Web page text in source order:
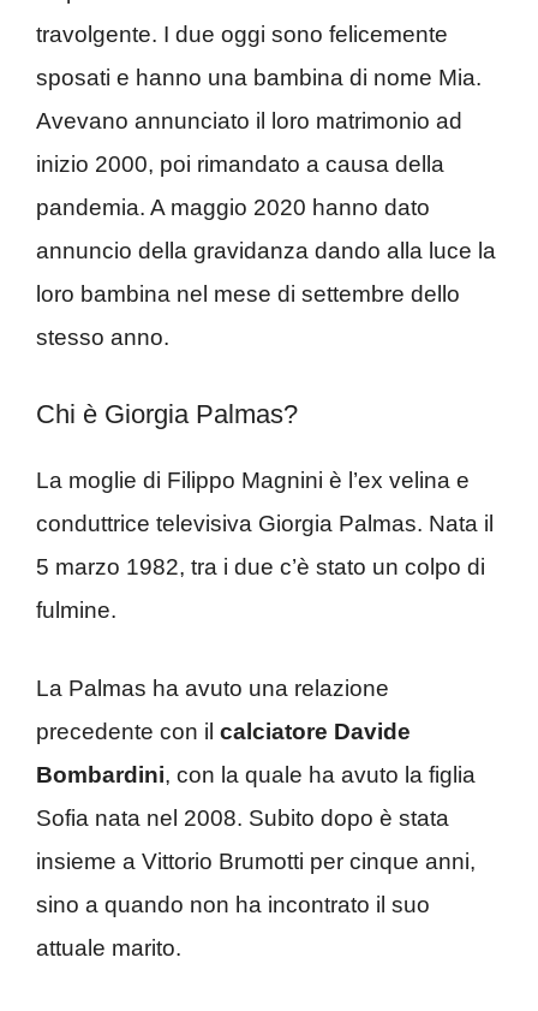
travolgente. I due oggi sono felicemente
sposati e hanno una bambina di nome Mia.
Avevano annunciato il loro matrimonio ad
inizio 2000, poi rimandato a causa della
pandemia. A maggio 2020 hanno dato
annuncio della gravidanza dando alla luce la
loro bambina nel mese di settembre dello
stesso anno.
Chi è Giorgia Palmas?
La moglie di Filippo Magnini è l’ex velina e
conduttrice televisiva Giorgia Palmas. Nata il
5 marzo 1982, tra i due c’è stato un colpo di
fulmine.
La Palmas ha avuto una relazione
precedente con il calciatore Davide
Bombardini, con la quale ha avuto la figlia
Sofia nata nel 2008. Subito dopo è stata
insieme a Vittorio Brumotti per cinque anni,
sino a quando non ha incontrato il suo
attuale marito.